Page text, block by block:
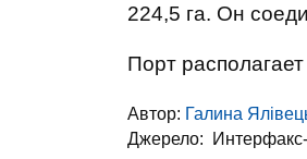
224,5 га. Он
Порт
Автор: Галина
Джерело: